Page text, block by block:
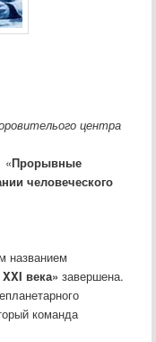
центра
«Прорывные
человеческого
названием
века» завершена.
команда